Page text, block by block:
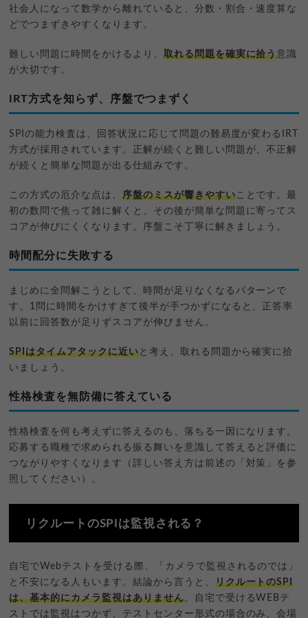
社会人になって数学から離れていると、分数・割合・速度算な
どでつまずきやすくなります。
難しい問題に時間をかけるより、 取れる問題を確実に拾う意識
が大切です。
IRT方式を知らず、序盤でつまずく
SPIの能力検査は、回答状況に応じて問題の難易度が変わるIRT
方式が採用されています。正解が続くと難しい問題が、不正解
が続くと簡単な問題が出る仕組みです。
この方式の厄介な点は、 序盤のミスが響きやすいことです。最
初の数問で焦って雑に解くと、その後が簡単な問題に寄ってス
コアが伸びにくくなります。序盤こそ丁寧に解きましょう。
時間配分に失敗する
まじめに全問解こうとして、時間が足りなくなるパターンで
す。1問に時間をかけすぎて後半が手つかずになると、正答率
以前に回答数が足りずスコアが伸びません。
SPIはタイムアタックに近いと考え、取れる問題から確実に拾
いましょう。
性格検査を無防備に答えている
性格検査を何も考えずに答えるのも、落ちる一因になります。
応募する職種で求められる振る舞いを意識して答えると評価に
つながりやすくなります（詳しい答え方は前述の「対策」を参
照してください）。
リクルートのSPIは監視される？
自宅でWebテストを受ける際、「カメラで監視されるのでは」
と不安になる人もいます。結論から言うと、 リクルートのSPI
は、基本的にカメラ監視はありません。自宅で受けるWEBテ
ストでは監視はつかず、テストセンター形式の場合のみ、会場